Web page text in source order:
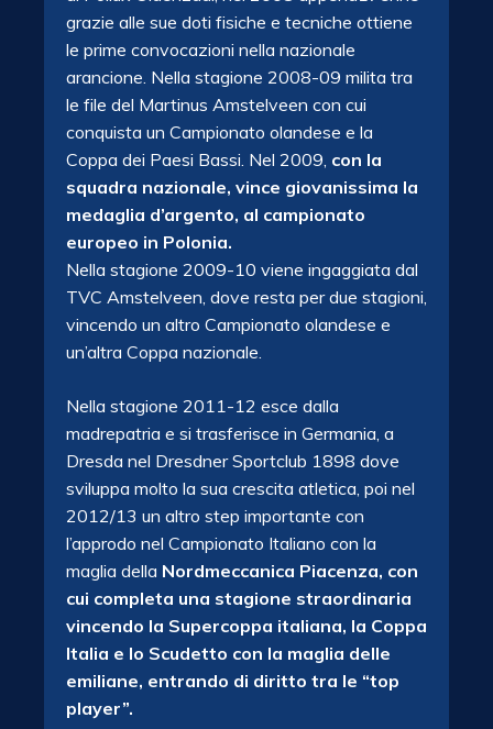
grazie alle sue doti fisiche e tecniche ottiene
le prime convocazioni nella nazionale
arancione. Nella stagione 2008-09 milita tra
le file del Martinus Amstelveen con cui
conquista un Campionato olandese e la
Coppa dei Paesi Bassi. Nel 2009, con la
squadra nazionale, vince giovanissima la
medaglia d’argento, al campionato
europeo in Polonia.
Nella stagione 2009-10 viene ingaggiata dal
TVC Amstelveen, dove resta per due stagioni,
vincendo un altro Campionato olandese e
un’altra Coppa nazionale.
Nella stagione 2011-12 esce dalla
madrepatria e si trasferisce in Germania, a
Dresda nel Dresdner Sportclub 1898 dove
sviluppa molto la sua crescita atletica, poi nel
2012/13 un altro step importante con
l’approdo nel Campionato Italiano con la
maglia della Nordmeccanica Piacenza, con
cui completa una stagione straordinaria
vincendo la Supercoppa italiana, la Coppa
Italia e lo Scudetto con la maglia delle
emiliane, entrando di diritto tra le “top
player”.